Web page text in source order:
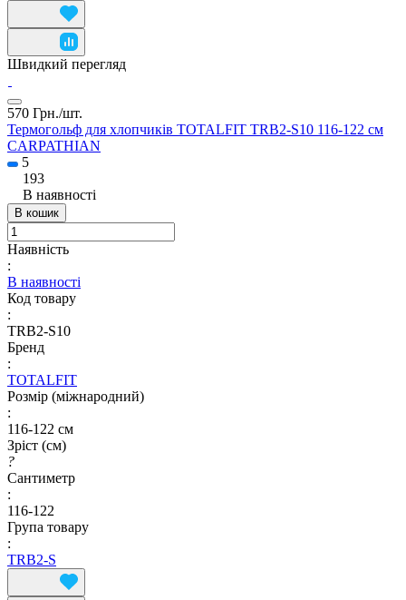
Швидкий перегляд
570 Грн./шт.
Термогольф для хлопчиків TOTALFIT TRB2-S10 116-122 см
CARPATHIAN
5
193
В наявності
В кошик
Наявність
:
В наявності
Код товару
:
TRB2-S10
Бренд
:
TOTALFIT
Розмір (міжнародний)
:
116-122 см
Зріст (см)
?
Сантиметр
:
116-122
Група товару
:
TRB2-S